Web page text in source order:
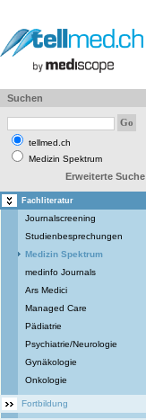
Suchen
tellmed.ch
Medizin Spektrum
Erweiterte Suche
Fachliteratur
Journalscreening
Studienbesprechungen
Medizin Spektrum
medinfo Journals
Ars Medici
Managed Care
Pädiatrie
Psychiatrie/Neurologie
Gynäkologie
Onkologie
Fortbildung